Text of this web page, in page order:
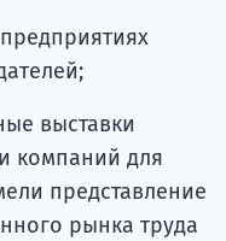
выставки
компаний для
представление
рынка труда